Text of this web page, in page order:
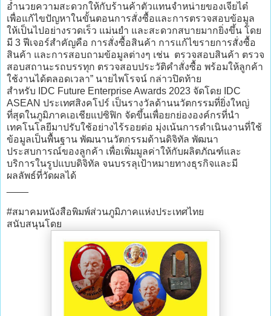
อำนวยความสะดวกให้กับร้านค้าตัวแทนจำหน่ายของเจียไต๋
เพื่อแก้ไขปัญหาในขั้นตอนการสั่งซื้อและการตรวจสอบข้อมูล
ให้เป็นไปอย่างรวดเร็ว แม่นยำ และสะดวกสบายมากยิ่งขึ้น โดย
มี 3 ฟีเจอร์สำคัญคือ การสั่งซื้อสินค้า การแก้ไขรายการสั่งซื้อ
สินค้า และการสอบถามข้อมูลต่างๆ เช่น ตรวจสอบสินค้า ตรวจ
สอบสถานะรถบรรทุก ตรวจสอบประวัติคำสั่งซื้อ พร้อมให้ลูกค้า
ใช้งานได้ตลอดเวลา” นายไพโรจน์ กล่าวปิดท้าย
สำหรับ IDC Future Enterprise Awards 2023 จัดโดย IDC
ASEAN ประเทศสิงคโปร์ เป็นรางวัลด้านนวัตกรรมที่ยิ่งใหญ่
ที่สุดในภูมิภาคเอเชียแปซิฟิก จัดขึ้นเพื่อยกย่ององค์กรที่นำ
เทคโนโลยีมาปรับใช้อย่างไร้รอยต่อ มุ่งเน้นการดำเนินงานที่ใช้
ข้อมูลเป็นพื้นฐาน พัฒนานวัตกรรมด้านดิจิทัล พัฒนา
ประสบการณ์ของลูกค้า เพื่อเพิ่มมูลค่าให้กับผลิตภัณฑ์และ
บริการในรูปแบบดิจิทัล จนบรรลุเป้าหมายทางธุรกิจและมี
ผลลัพธ์ที่วัดผลได้
#สมาคมหนังสือพิมพ์ส่วนภูมิภาคแห่งประเทศไทย
สนับสนุนโดย